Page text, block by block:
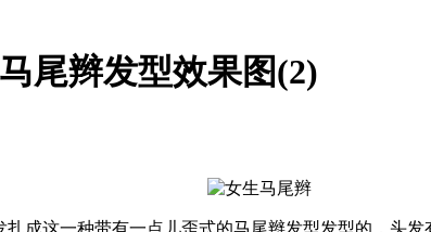
尾辫发型效果图(2)
成这一种带有一点儿歪式的马尾辫发型发型的，头